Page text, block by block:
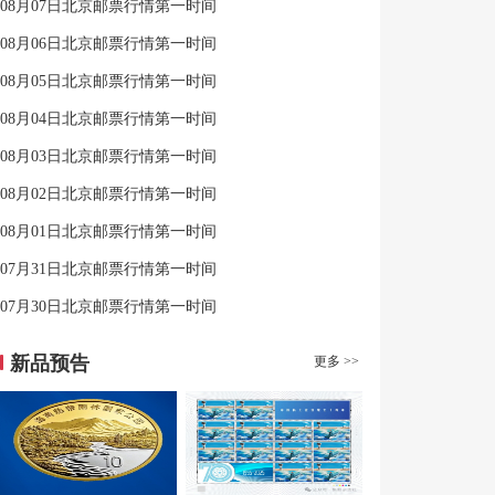
08月07日北京邮票行情第一时间
08月06日北京邮票行情第一时间
08月05日北京邮票行情第一时间
08月04日北京邮票行情第一时间
08月03日北京邮票行情第一时间
08月02日北京邮票行情第一时间
08月01日北京邮票行情第一时间
07月31日北京邮票行情第一时间
07月30日北京邮票行情第一时间
新品预告 更多 >>